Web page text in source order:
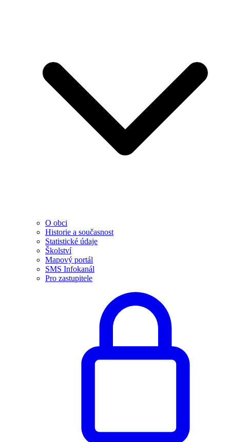
O obci
Historie a současnost
Statistické údaje
Školství
Mapový portál
SMS Infokanál
Pro zastupitele